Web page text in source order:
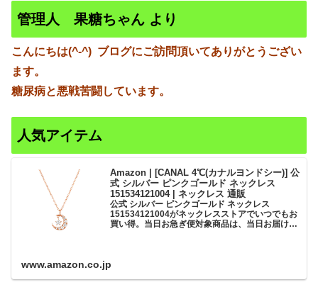
管理人 果糖ちゃん より
こんにちは(^-^) ブログにご訪問頂いてありがとうござい
ます。
糖尿病と悪戦苦闘しています。
人気アイテム
Amazon | [CANAL 4℃(カナルヨンドシー)] 公
式 シルバー ピンクゴールド ネックレス
151534121004 | ネックレス 通販
公式 シルバー ピンクゴールド ネックレス
151534121004がネックレスストアでいつでもお
買い得。当日お急ぎ便対象商品は、当日お届け可
www.amazon.co.jp